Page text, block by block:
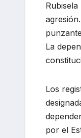
La
Los
por el